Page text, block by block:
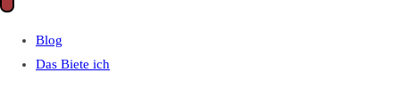
Blog
Das Biete ich